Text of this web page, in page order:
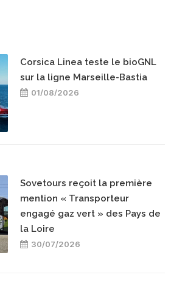
Corsica Linea teste le bioGNL
sur la ligne Marseille-Bastia
01/08/2026
Sovetours reçoit la première
mention « Transporteur
engagé gaz vert » des Pays de
la Loire
30/07/2026